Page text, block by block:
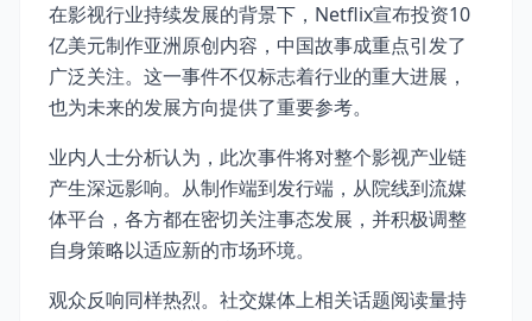
在影视行业持续发展的背景下，Netflix宣布投资10
亿美元制作亚洲原创内容，中国故事成重点引发了
广泛关注。这一事件不仅标志着行业的重大进展，
也为未来的发展方向提供了重要参考。
业内人士分析认为，此次事件将对整个影视产业链
产生深远影响。从制作端到发行端，从院线到流媒
体平台，各方都在密切关注事态发展，并积极调整
自身策略以适应新的市场环境。
观众反响同样热烈。社交媒体上相关话题阅读量持